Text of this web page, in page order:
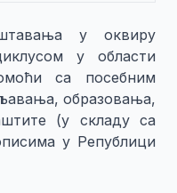
у оквиру
у области
са посебним
образовања,
(у складу са
у Републици